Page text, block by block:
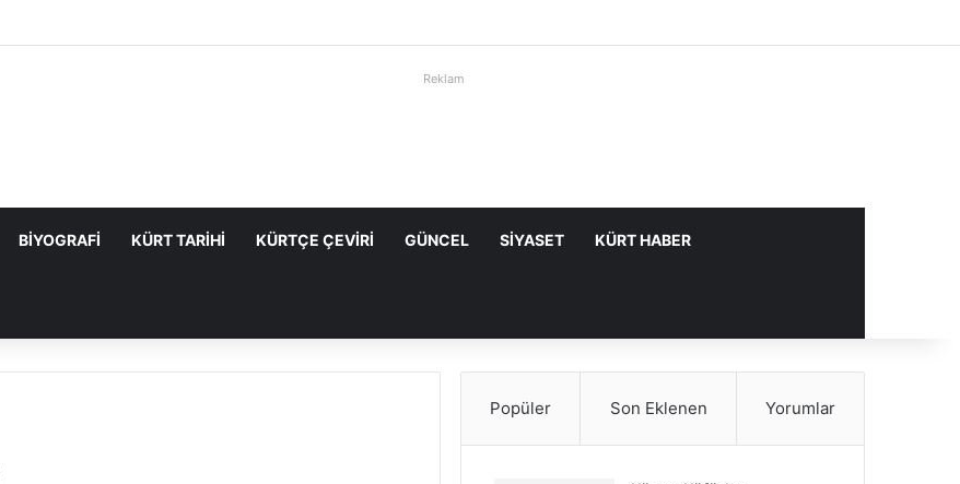
Reklam
BIYOGRAFI KÜRT TARIHI KÜRTÇE ÇEVIRI GÜNCEL SIYASET KÜRT HABER
Popüler Son Eklenen Yorumlar